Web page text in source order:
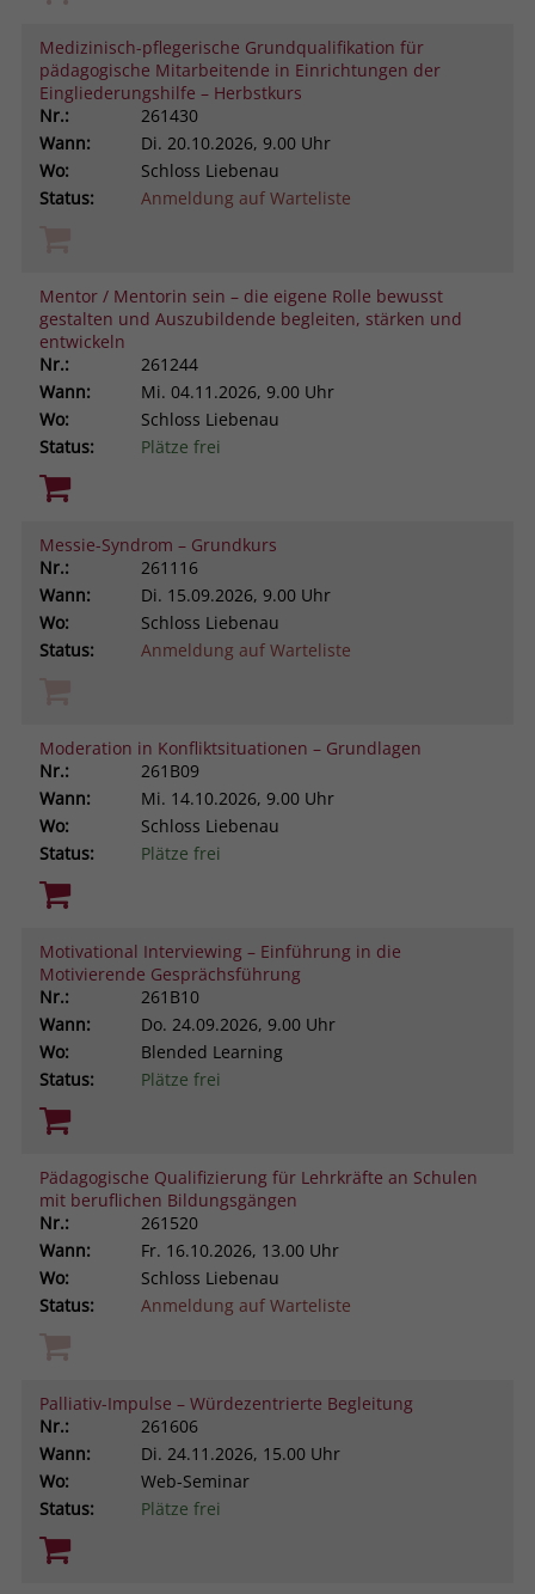
Medizinisch-pflegerische Grundqualifikation für
pädagogische Mitarbeitende in Einrichtungen der
Eingliederungshilfe – Herbstkurs
Nr.:
261430
Wann:
Di. 20.10.2026, 9.00 Uhr
Wo:
Schloss Liebenau
Status:
Anmeldung auf Warteliste
Mentor / Mentorin sein – die eigene Rolle bewusst
gestalten und Auszubildende begleiten, stärken und
entwickeln
Nr.:
261244
Wann:
Mi. 04.11.2026, 9.00 Uhr
Wo:
Schloss Liebenau
Status:
Plätze frei
Messie-Syndrom – Grundkurs
Nr.:
261116
Wann:
Di. 15.09.2026, 9.00 Uhr
Wo:
Schloss Liebenau
Status:
Anmeldung auf Warteliste
Moderation in Konfliktsituationen – Grundlagen
Nr.:
261B09
Wann:
Mi. 14.10.2026, 9.00 Uhr
Wo:
Schloss Liebenau
Status:
Plätze frei
Motivational Interviewing – Einführung in die
Motivierende Gesprächsführung
Nr.:
261B10
Wann:
Do. 24.09.2026, 9.00 Uhr
Wo:
Blended Learning
Status:
Plätze frei
Pädagogische Qualifizierung für Lehrkräfte an Schulen
mit beruflichen Bildungsgängen
Nr.:
261520
Wann:
Fr. 16.10.2026, 13.00 Uhr
Wo:
Schloss Liebenau
Status:
Anmeldung auf Warteliste
Palliativ-Impulse – Würdezentrierte Begleitung
Nr.:
261606
Wann:
Di. 24.11.2026, 15.00 Uhr
Wo:
Web-Seminar
Status:
Plätze frei